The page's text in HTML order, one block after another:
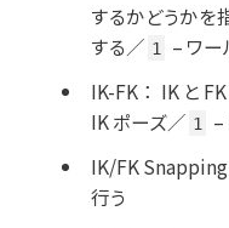
するかどうかを
する／ 1
– ワ
IK-FK： IK と
IK ポーズ／ 1
–
IK/FK Snapping
行う